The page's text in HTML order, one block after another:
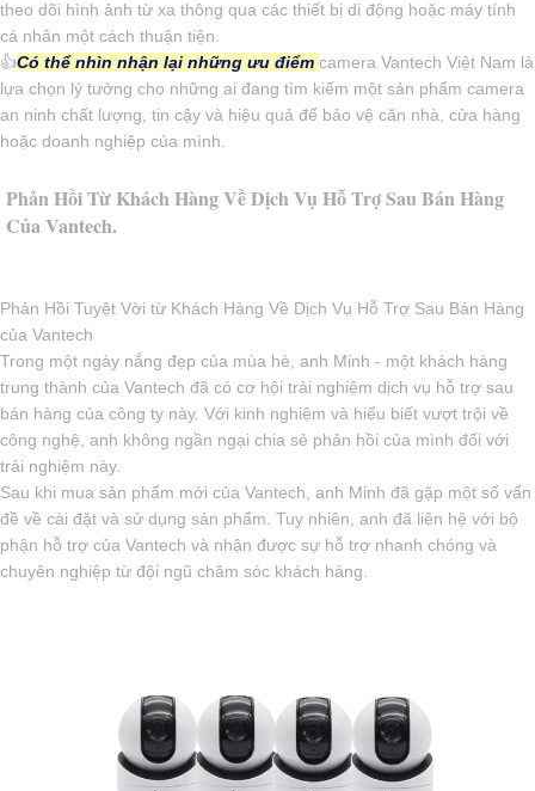
theo dõi hình ảnh từ xa thông qua các thiết bị di động hoặc máy tính
cá nhân một cách thuận tiện.
👍Có thể nhìn nhận lại những ưu điểm camera Vantech Việt Nam là
lựa chọn lý tưởng cho những ai đang tìm kiếm một sản phẩm camera
an ninh chất lượng, tin cậy và hiệu quả để bảo vệ căn nhà, cửa hàng
hoặc doanh nghiệp của mình.
Phản Hồi Từ Khách Hàng Về Dịch Vụ Hỗ Trợ Sau Bán Hàng
Của Vantech.
Phản Hồi Tuyệt Vời từ Khách Hàng Về Dịch Vụ Hỗ Trợ Sau Bán Hàng
của Vantech
Trong một ngày nắng đẹp của mùa hè, anh Minh - một khách hàng
trung thành của Vantech đã có cơ hội trải nghiệm dịch vụ hỗ trợ sau
bán hàng của công ty này. Với kinh nghiệm và hiểu biết vượt trội về
công nghệ, anh không ngần ngại chia sẻ phản hồi của mình đối với
trải nghiệm này.
Sau khi mua sản phẩm mới của Vantech, anh Minh đã gặp một số vấn
đề về cài đặt và sử dụng sản phẩm. Tuy nhiên, anh đã liên hệ với bộ
phận hỗ trợ của Vantech và nhận được sự hỗ trợ nhanh chóng và
chuyên nghiệp từ đội ngũ chăm sóc khách hàng.